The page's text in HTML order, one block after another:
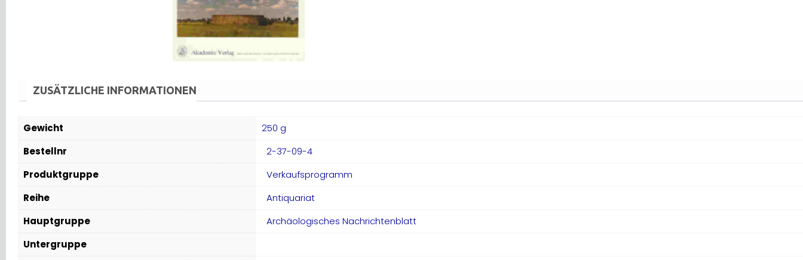
ZUSÄTZLICHE INFORMATIONEN
Gewicht
250 g
Bestellnr
2-37-09-4
Produktgruppe
Verkaufsprogramm
Reihe
Antiquariat
Hauptgruppe
Archäologisches Nachrichtenblatt
Untergruppe